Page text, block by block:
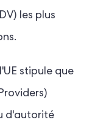
les plus
stipule que
d'autorité